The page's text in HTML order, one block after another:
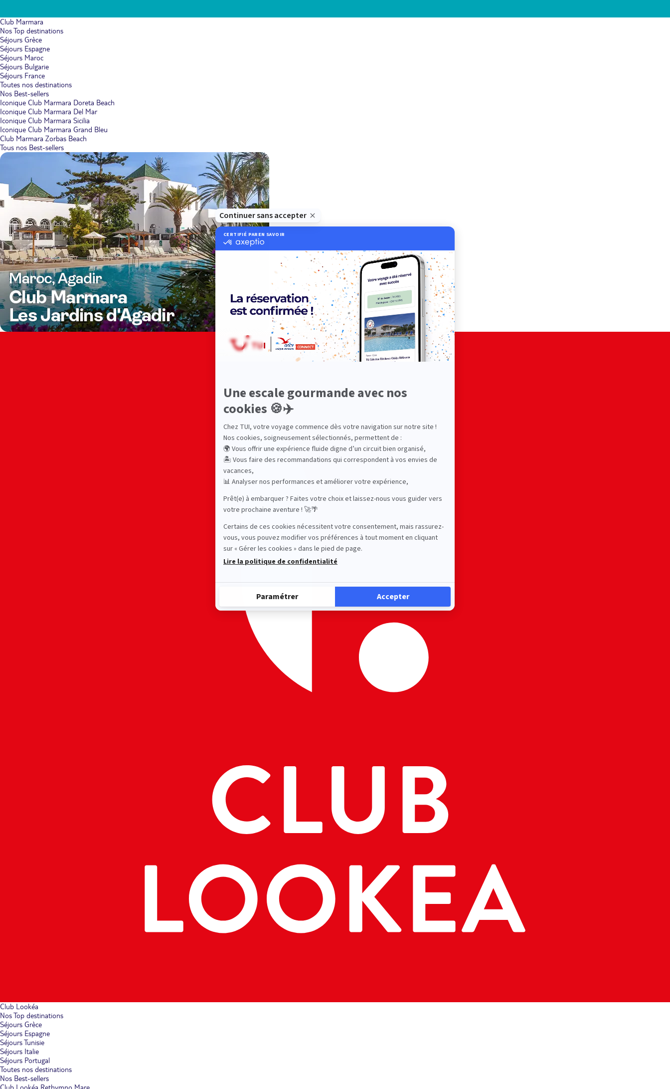
Club Marmara
Nos Top destinations
Séjours Grèce
Séjours Espagne
Séjours Maroc
Séjours Bulgarie
Séjours France
Toutes nos destinations
Nos Best-sellers
Iconique Club Marmara Doreta Beach
Iconique Club Marmara Del Mar
Iconique Club Marmara Sicilia
Iconique Club Marmara Grand Bleu
Club Marmara Zorbas Beach
Tous nos Best-sellers
Club Lookéa
Nos Top destinations
Séjours Grèce
Séjours Espagne
Séjours Tunisie
Séjours Italie
Séjours Portugal
Toutes nos destinations
Nos Best-sellers